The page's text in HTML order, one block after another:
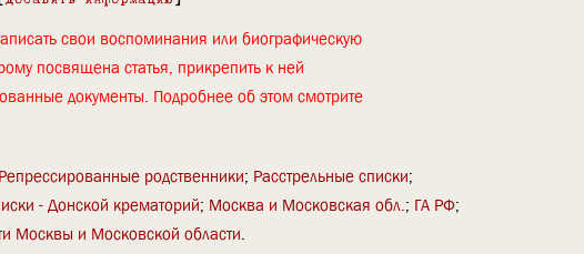
свои воспоминания или биографическую
посвящена статья, прикрепить к ней
документы. Подробнее об этом смотрите
Репрессированные родственники Расстрельные списки
- Донской крематорий Москва и Московская обл. ГА РФ
Москвы и Московской области